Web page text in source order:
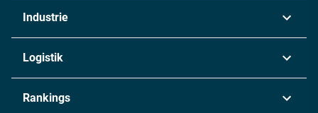
Industrie
Chemie
Logistik
Rankings